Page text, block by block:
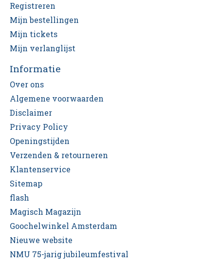
Registreren
Mijn bestellingen
Mijn tickets
Mijn verlanglijst
Informatie
Over ons
Algemene voorwaarden
Disclaimer
Privacy Policy
Openingstijden
Verzenden & retourneren
Klantenservice
Sitemap
flash
Magisch Magazijn
Goochelwinkel Amsterdam
Nieuwe website
NMU 75-jarig jubileumfestival